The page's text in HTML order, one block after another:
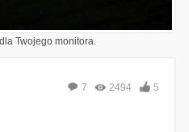
Twojego monitora.
7 2494 5